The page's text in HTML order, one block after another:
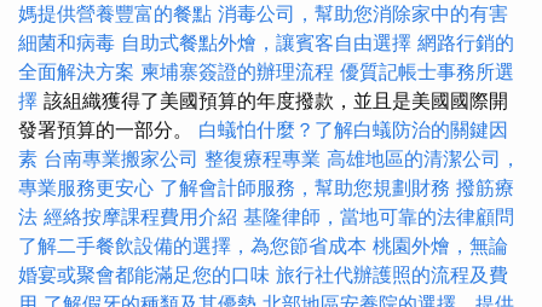
媽提供營養豐富的餐點 消毒公司，幫助您消除家中的有害
細菌和病毒 自助式餐點外燴，讓賓客自由選擇 網路行銷的
全面解決方案 柬埔寨簽證的辦理流程 優質記帳士事務所選
擇 該組織獲得了美國預算的年度撥款，並且是美國國際開
發署預算的一部分。 白蟻怕什麼？了解白蟻防治的關鍵因
素 台南專業搬家公司 整復療程專業 高雄地區的清潔公司，
專業服務更安心 了解會計師服務，幫助您規劃財務 撥筋療
法 經絡按摩課程費用介紹 基隆律師，當地可靠的法律顧問
了解二手餐飲設備的選擇，為您節省成本 桃園外燴，無論
婚宴或聚會都能滿足您的口味 旅行社代辦護照的流程及費